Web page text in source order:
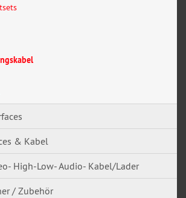
& Kabel
High-Low- Audio- Kabel/Lader
/ Zubehör